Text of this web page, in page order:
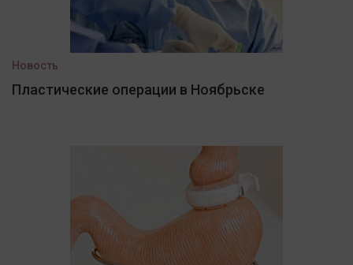
Новость
Пластические операции в Ноябрьске